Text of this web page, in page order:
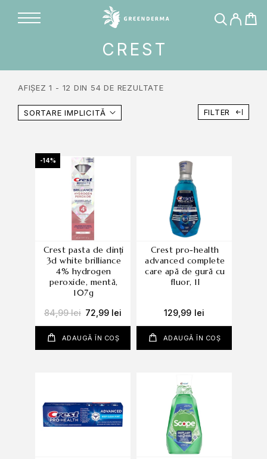
CREST
AFIȘEZ 1 - 12 DIN 54 DE REZULTATE
SORTARE IMPLICITĂ FILTER
-14%
ADAUGĂ ÎN COȘ
crest pasta de dinți
3d white brilliance
4% hydrogen
peroxide, mentă,
107g
84,99lei 72,99 lei
ADAUGĂ ÎN COȘ
crest pro-health
advanced complete
care apă de gură cu
fluor, 1l
129,99 lei